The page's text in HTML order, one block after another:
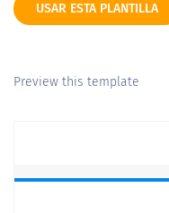
USAR ESTA PLANTILLA
Preview this template